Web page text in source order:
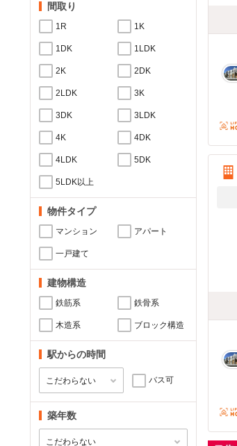
間取り
1R 1K
1DK 1LDK
2K 2DK
2LDK 3K
3DK 3LDK
4K 4DK
4LDK 5DK
5LDK以上
物件タイプ
マンション アパート
一戸建て
建物構造
鉄筋系 鉄骨系
木造系 ブロック構造
駅からの時間
バス可
築年数